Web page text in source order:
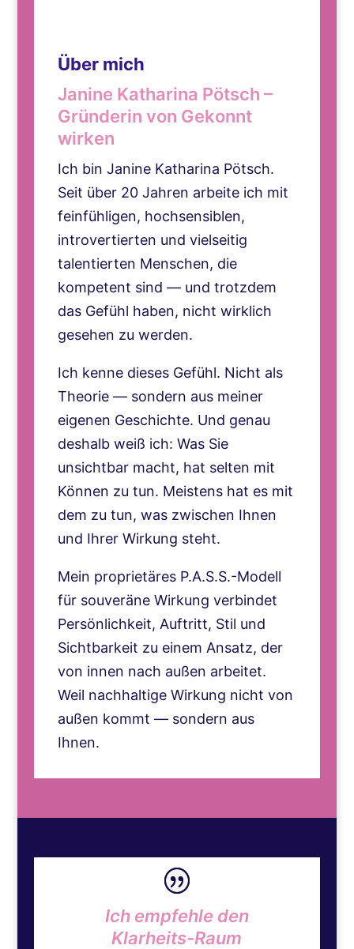
Über mich
Janine Katharina Pötsch –
Gründerin von Gekonnt
wirken
Ich bin Janine Katharina Pötsch.
Seit über 20 Jahren arbeite ich mit
feinfühligen, hochsensiblen,
introvertierten und vielseitig
talentierten Menschen, die
kompetent sind — und trotzdem
das Gefühl haben, nicht wirklich
gesehen zu werden.
Ich kenne dieses Gefühl. Nicht als
Theorie — sondern aus meiner
eigenen Geschichte. Und genau
deshalb weiß ich: Was Sie
unsichtbar macht, hat selten mit
Können zu tun. Meistens hat es mit
dem zu tun, was zwischen Ihnen
und Ihrer Wirkung steht.
Mein proprietäres P.A.S.S.-Modell
für souveräne Wirkung verbindet
Persönlichkeit, Auftritt, Stil und
Sichtbarkeit zu einem Ansatz, der
von innen nach außen arbeitet.
Weil nachhaltige Wirkung nicht von
außen kommt — sondern aus
Ihnen.
Ich empfehle den
Klarheits-Raum